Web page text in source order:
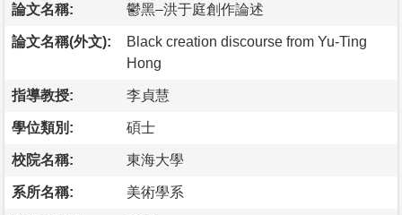
論文名稱: 鬱黑–洪于庭創作論述
論文名稱(外文):
Black creation discourse from Yu-Ting
Hong
指導教授: 李貞慧
學位類別: 碩士
校院名稱: 東海大學
系所名稱: 美術學系